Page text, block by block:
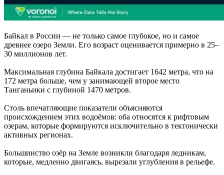
Байкал в России — не только самое глубокое, но и самое
древнее озеро Земли. Его возраст оценивается примерно в 25–
30 миллионов лет.
Максимальная глубина Байкала достигает 1642 метра, что на
172 метра больше, чем у занимающей второе место
Танганьики с глубиной 1470 метров.
Столь впечатляющие показатели объясняются
происхождением этих водоёмов: оба относятся к рифтовым
озерам, которые формируются исключительно в тектонически
активных регионах.
Большинство озёр на Земле возникли благодаря ледникам,
которые, медленно двигаясь, вырезали углубления в рельефе.